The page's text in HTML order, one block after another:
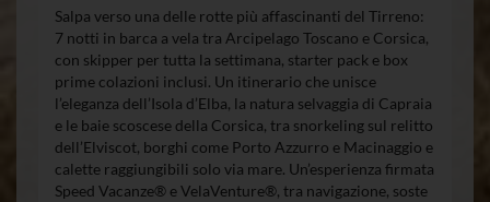
Salpa verso una delle rotte più affascinanti del Tirreno:
7 notti in barca a vela tra Arcipelago Toscano e Corsica,
con skipper per tutta la settimana, starter pack e box
prime colazioni inclusi. Un itinerario che unisce
l’eleganza dell’Isola d’Elba, la natura selvaggia di Capraia
e le baie scoscese della Corsica, tra snorkeling sul relitto
dell’Elviscot, borghi come Porto Azzurro e Macinaggio e
calette raggiungibili solo via mare. Un’esperienza firmata
Speed Vacanze® e VelaVenture®, tra navigazione, soste